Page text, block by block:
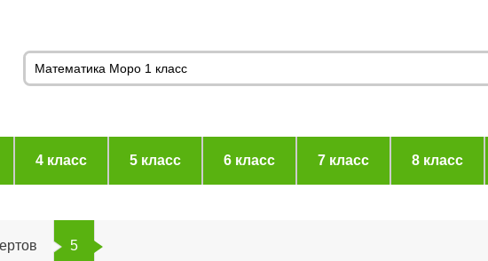
4 класс 5 класс 6 класс 7 класс 8 класс
5